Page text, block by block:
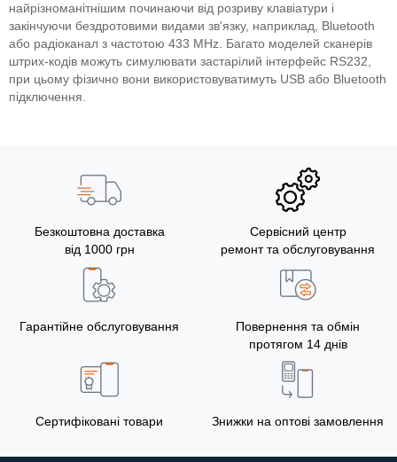
найрізноманітнішим починаючи від розриву клавіатури і
закінчуючи бездротовими видами зв'язку, наприклад, Bluetooth
або радіоканал з частотою 433 MHz. Багато моделей сканерів
штрих-кодів можуть симулювати застарілий інтерфейс RS232,
при цьому фізично вони використовуватимуть USB або Bluetooth
підключення.
Безкоштовна доставка
від 1000 грн
Сервісний центр
ремонт та обслуговування
Гарантійне обслуговування
Повернення та обмін
протягом 14 днів
Сертифіковані товари Знижки на оптові замовлення